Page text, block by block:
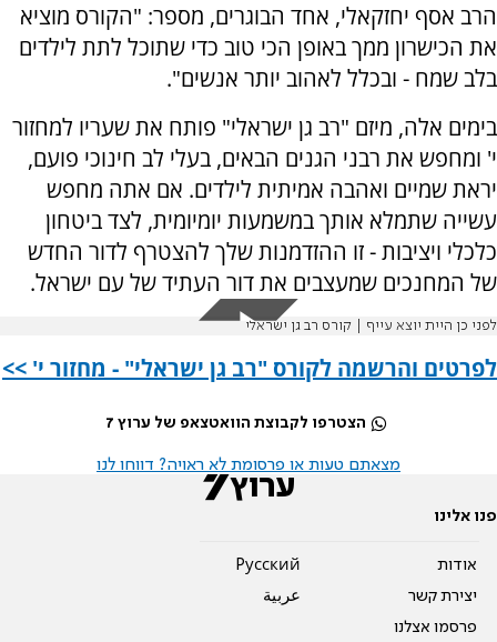
הרב אסף יחזקאלי, אחד הבוגרים, מספר: "הקורס מוציא
את הכישרון ממך באופן הכי טוב כדי שתוכל לתת לילדים
בלב שמח - ובכלל לאהוב יותר אנשים".
בימים אלה, מיזם "רב גן ישראלי" פותח את שעריו למחזור
י' ומחפש את רבני הגנים הבאים, בעלי לב חינוכי פועם,
יראת שמיים ואהבה אמיתית לילדים. אם אתה מחפש
עשייה שתמלא אותך במשמעות יומיומית, לצד ביטחון
כלכלי ויציבות - זו ההזדמנות שלך להצטרף לדור החדש
של המחנכים שמעצבים את דור העתיד של עם ישראל.
לפני כן היית יוצא עייף | קורס רב גן ישראלי
לפרטים והרשמה לקורס "רב גן ישראלי" - מחזור י' >>
הצטרפו לקבוצת הוואטצאפ של ערוץ 7
מצאתם טעות או פרסומת לא ראויה? דווחו לנו
פנו אלינו
אודות
יצירת קשר
פרסמו אצלנו
Pусский
عربية